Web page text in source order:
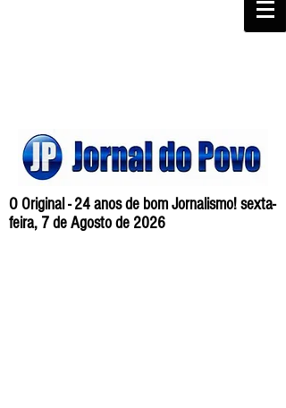
O Original - 24 anos de bom Jornalismo! sexta-
feira, 7 de Agosto de 2026